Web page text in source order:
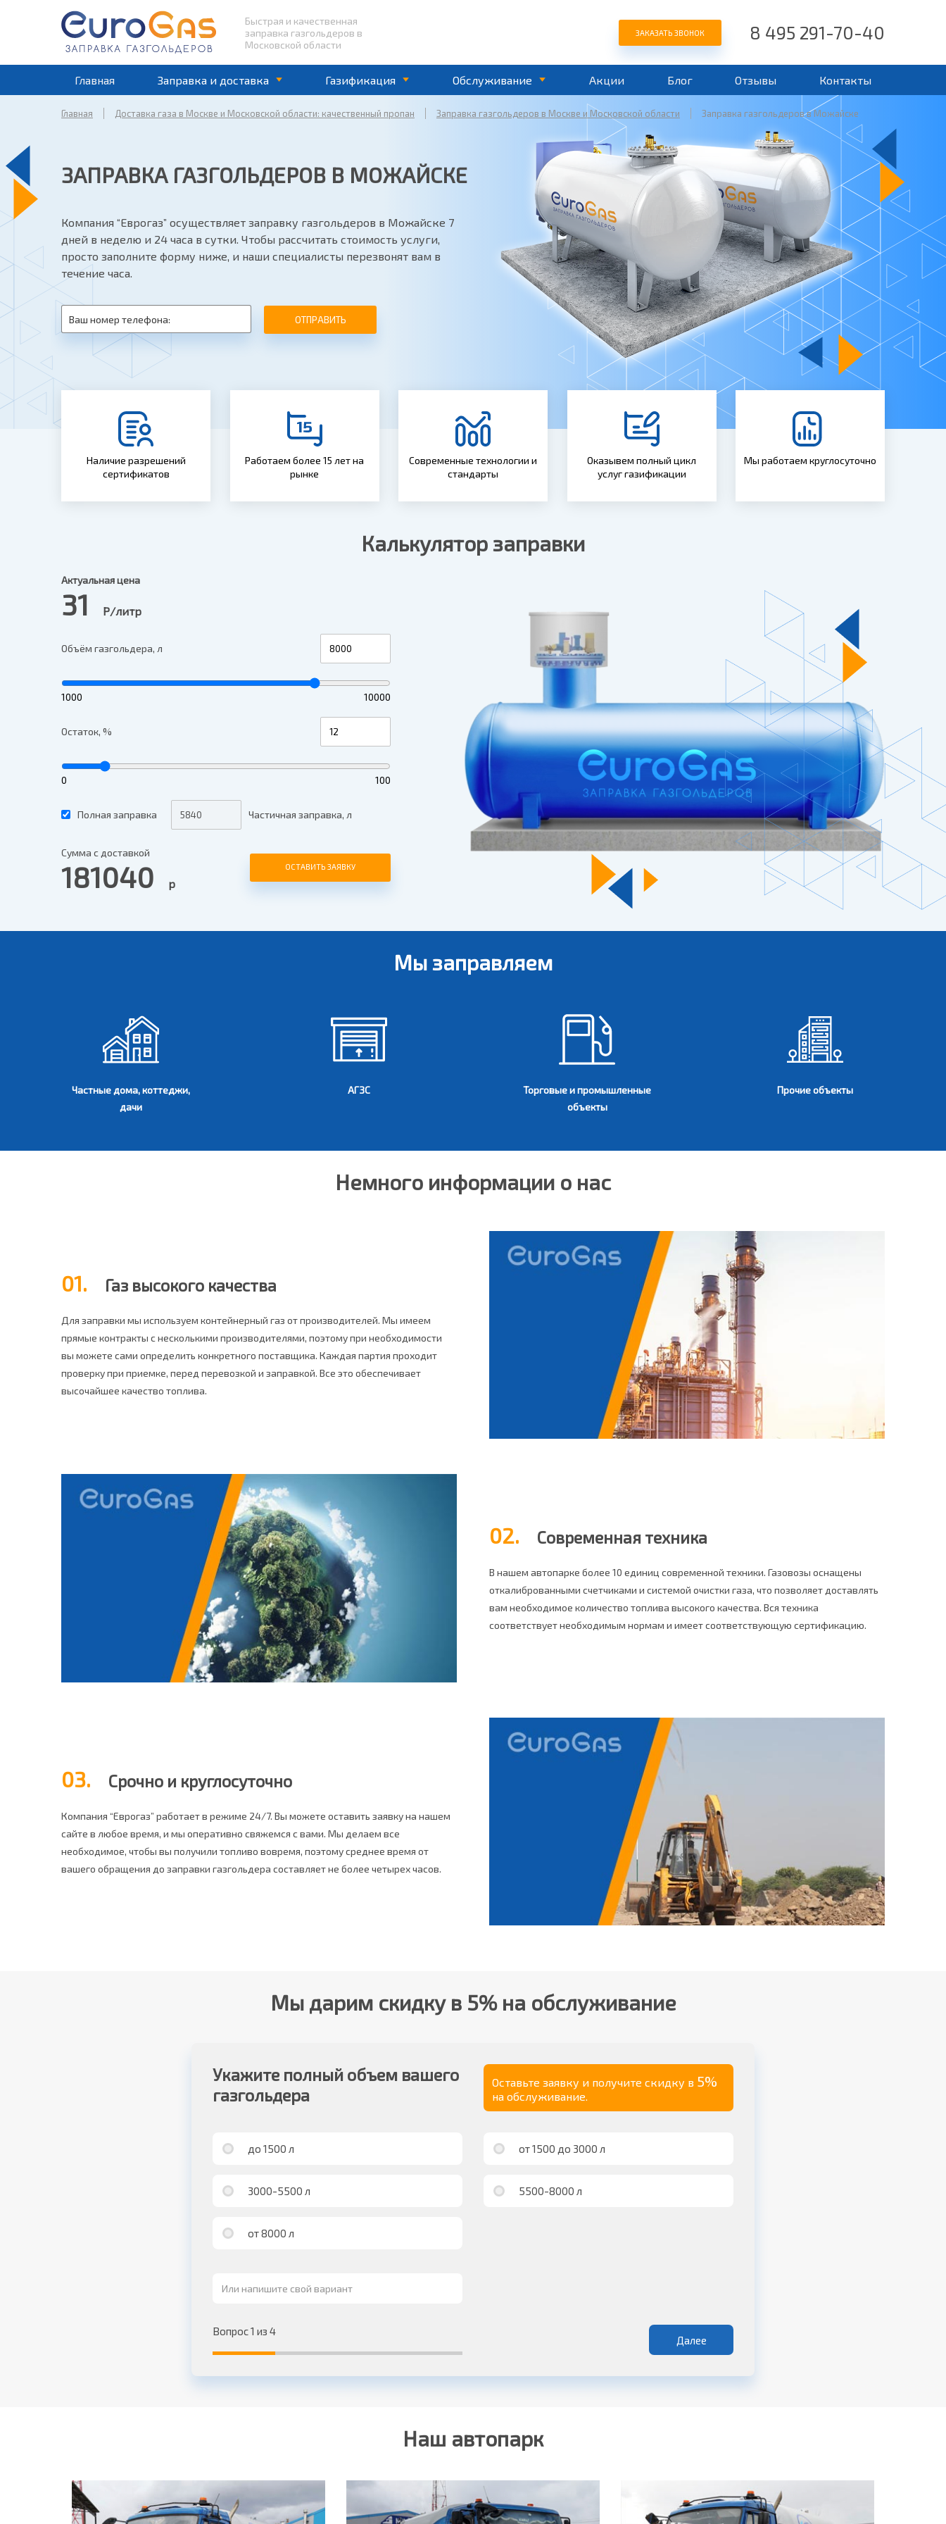
Быстрая и качественная
заправка газгольдеров в
Московской области
ЗАКАЗАТЬ ЗВОНОК 8 495 291-70-40
Главная Заправка и доставка Газификация Обслуживание Акции Блог Отзывы Контакты
Главная Доставка газа в Москве и Московской области: качественный пропан Заправка газгольдеров в Москве и Московской области Заправка газгольдеров в Можайске
ЗАПРАВКА ГАЗГОЛЬДЕРОВ В МОЖАЙСКЕ
Компания “Еврогаз” осуществляет заправку газгольдеров в Можайске 7
дней в неделю и 24 часа в сутки. Чтобы рассчитать стоимость услуги,
просто заполните форму ниже, и наши специалисты перезвонят вам в
течение часа.
ОТПРАВИТЬ
Наличие разрешений
сертификатов
Работаем более 15 лет на
рынке
Современные технологии и
стандарты
Оказывем полный цикл
услуг газификации
Мы работаем круглосуточно
Калькулятор заправки
Актуальная цена
31 Р/литр
Объём газгольдера, л
1000 10000
Остаток, %
0 100
Полная заправка Частичная заправка, л
Сумма с доставкой
181040 р
ОСТАВИТЬ ЗАЯВКУ
Мы заправляем
Частные дома, коттеджи,
дачи
АГЗС
Торговые и промышленные
объекты
Прочие объекты
Немного информации о нас
01. Газ высокого качества
Для заправки мы используем контейнерный газ от производителей. Мы имеем
прямые контракты с несколькими производителями, поэтому при необходимости
вы можете сами определить конкретного поставщика. Каждая партия проходит
проверку при приемке, перед перевозкой и заправкой. Все это обеспечивает
высочайшее качество топлива.
02. Современная техника
В нашем автопарке более 10 единиц современной техники. Газовозы оснащены
откалиброванными счетчиками и системой очистки газа, что позволяет доставлять
вам необходимое количество топлива высокого качества. Вся техника
соответствует необходимым нормам и имеет соответствующую сертификацию.
03. Срочно и круглосуточно
Компания “Еврогаз” работает в режиме 24/7. Вы можете оставить заявку на нашем
сайте в любое время, и мы оперативно свяжемся с вами. Мы делаем все
необходимое, чтобы вы получили топливо вовремя, поэтому среднее время от
вашего обращения до заправки газгольдера составляет не более четырех часов.
Мы дарим скидку в 5% на обслуживание
Укажите полный объем вашего
газгольдера
Оставьте заявку и получите скидку в 5%
на обслуживание.
до 1500 л от 1500 до 3000 л
3000-5500 л 5500-8000 л
от 8000 л
Вопрос 1 из 4
Далее
Наш автопарк